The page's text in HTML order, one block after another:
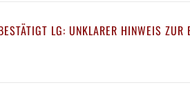
LG: UNKLARER HINWEIS ZUR